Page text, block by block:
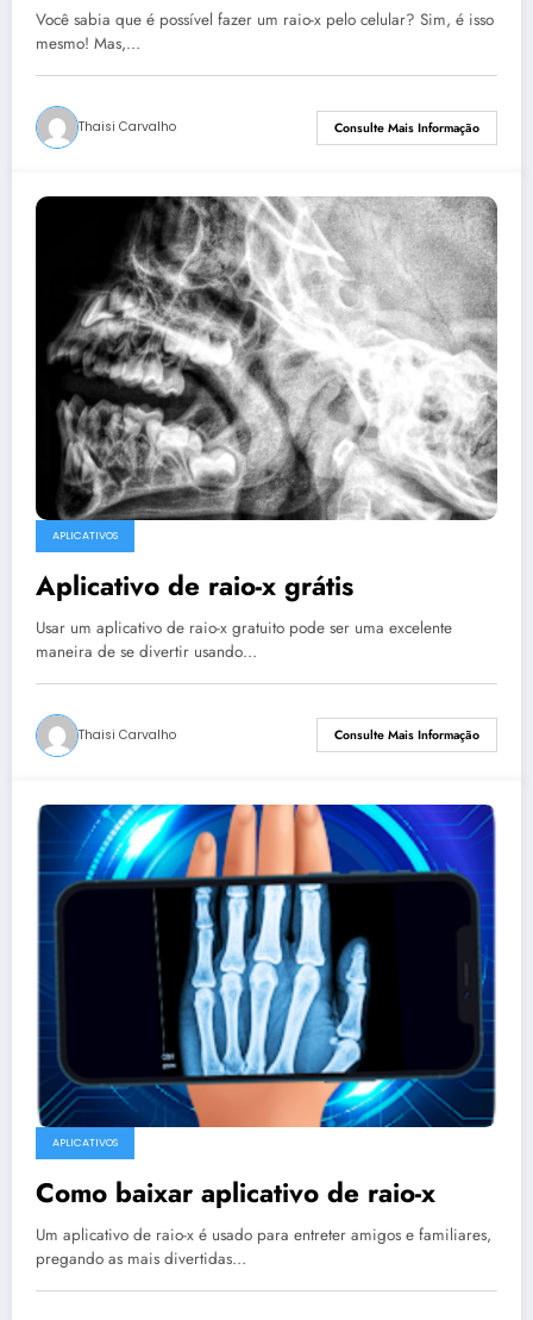
Você sabia que é possível fazer um raio-x pelo celular? Sim, é isso
mesmo! Mas,…
Thaisi Carvalho Consulte Mais Informação
APLICATIVOS
Aplicativo de raio-x grátis
Usar um aplicativo de raio-x gratuito pode ser uma excelente
maneira de se divertir usando…
Thaisi Carvalho Consulte Mais Informação
APLICATIVOS
Como baixar aplicativo de raio-x
Um aplicativo de raio-x é usado para entreter amigos e familiares,
pregando as mais divertidas…